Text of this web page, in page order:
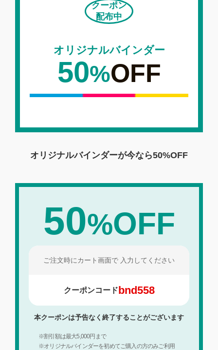
クーポン
配布中
オリジナルバインダー
50%OFF
オリジナルバインダーが今なら50%OFF
50%OFF
ご注文時にカート画面で 入力してください
クーポンコードbnd558
本クーポンは予告なく終了することがございます
※割引額は最大5,000円まで
※オリジナルバインダーを初めてご購入の方のみご利用